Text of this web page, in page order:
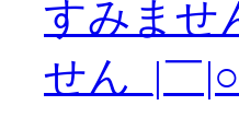
すみませ
せん_|￣|○